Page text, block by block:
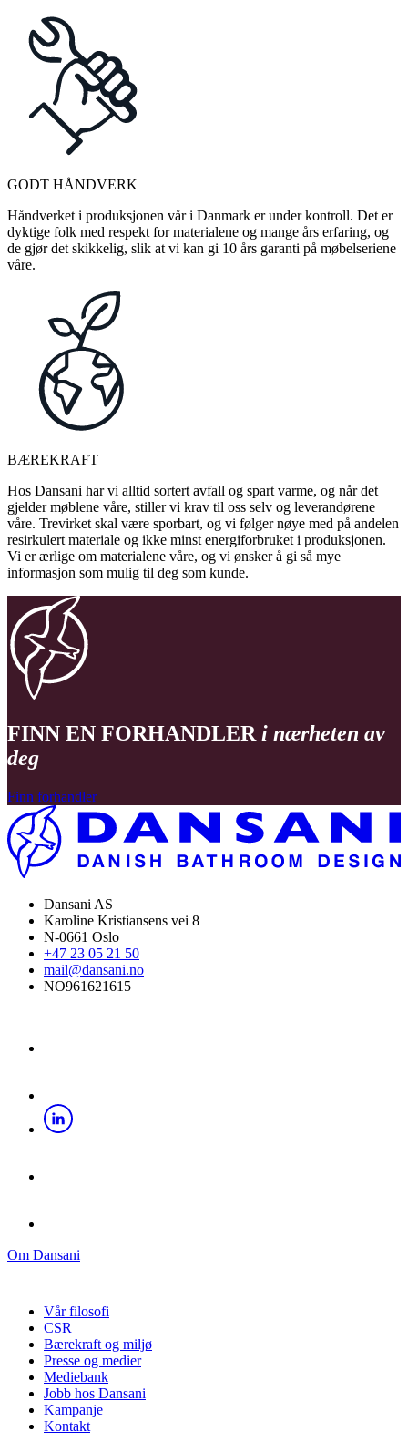
GODT HÅNDVERK
Håndverket i produksjonen vår i Danmark er under kontroll. Det er
dyktige folk med respekt for materialene og mange års erfaring, og
de gjør det skikkelig, slik at vi kan gi 10 års garanti på møbelseriene
våre.
BÆREKRAFT
Hos Dansani har vi alltid sortert avfall og spart varme, og når det
gjelder møblene våre, stiller vi krav til oss selv og leverandørene
våre. Trevirket skal være sporbart, og vi følger nøye med på andelen
resirkulert materiale og ikke minst energiforbruket i produksjonen.
Vi er ærlige om materialene våre, og vi ønsker å gi så mye
informasjon som mulig til deg som kunde.
FINN EN FORHANDLER i nærheten av
deg
Finn forhandler
Dansani AS
Karoline Kristiansens vei 8
N-0661 Oslo
+47 23 05 21 50
mail@dansani.no
NO961621615
Om Dansani
Vår filosofi
CSR
Bærekraft og miljø
Presse og medier
Mediebank
Jobb hos Dansani
Kampanje
Kontakt